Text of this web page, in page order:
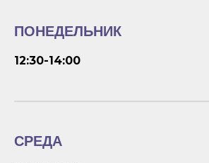
ПОНЕДЕЛЬНИК
12:30-14:00
СРЕДА